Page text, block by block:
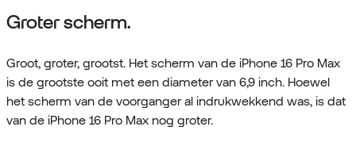
Groter scherm.
Groot, groter, grootst. Het scherm van de iPhone 16 Pro Max
is de grootste ooit met een diameter van 6,9 inch. Hoewel
het scherm van de voorganger al indrukwekkend was, is dat
van de iPhone 16 Pro Max nog groter.